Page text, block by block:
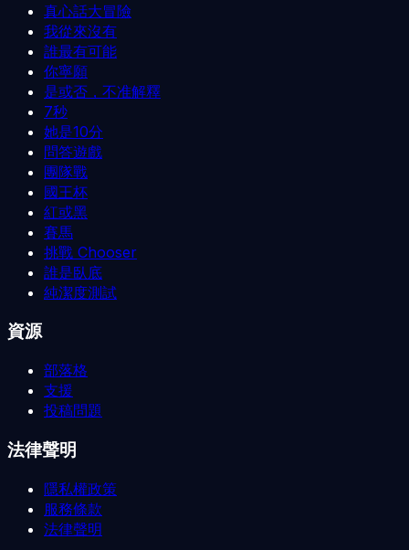
真心話大冒險
我從來沒有
誰最有可能
你寧願
是或否，不准解釋
7秒
她是10分
問答遊戲
團隊戰
國王杯
紅或黑
賽馬
挑戰 Chooser
誰是臥底
純潔度測試
資源
部落格
支援
投稿問題
法律聲明
隱私權政策
服務條款
法律聲明